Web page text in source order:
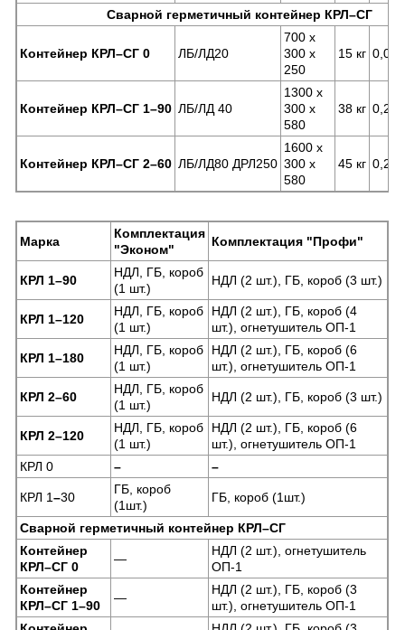
Сварной герметичный контейнер КРЛ–СГ
Контейнер КРЛ–СГ 0 ЛБ/ЛД20
700 x
300 x
250
15 кг 0,05
Контейнер КРЛ–СГ 1–90 ЛБ/ЛД 40
1300 x
300 x
580
38 кг 0,23
Контейнер КРЛ–СГ 2–60 ЛБ/ЛД80 ДРЛ250
1600 x
300 x
580
45 кг 0,28
Марка
Комплектация
"Эконом"
Комплектация "Профи"
КРЛ 1–90
НДЛ, ГБ, короб
(1 шт.)
НДЛ (2 шт.), ГБ, короб (3 шт.)
КРЛ 1–120
НДЛ, ГБ, короб
(1 шт.)
НДЛ (2 шт.), ГБ, короб (4
шт.), огнетушитель ОП-1
КРЛ 1–180
НДЛ, ГБ, короб
(1 шт.)
НДЛ (2 шт.), ГБ, короб (6
шт.), огнетушитель ОП-1
КРЛ 2–60
НДЛ, ГБ, короб
(1 шт.)
НДЛ (2 шт.), ГБ, короб (3 шт.)
КРЛ 2–120
НДЛ, ГБ, короб
(1 шт.)
НДЛ (2 шт.), ГБ, короб (6
шт.), огнетушитель ОП-1
КРЛ 0
– –
КРЛ 1–30
ГБ, короб
(1шт.)
ГБ, короб (1шт.)
Сварной герметичный контейнер КРЛ–СГ
Контейнер
КРЛ–СГ 0
—
НДЛ (2 шт.), огнетушитель
ОП-1
Контейнер
КРЛ–СГ 1–90
—
НДЛ (2 шт.), ГБ, короб (3
шт.), огнетушитель ОП-1